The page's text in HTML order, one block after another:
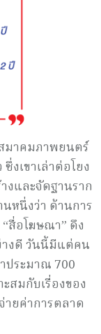
มาคมภาพยนตร์
งเขาเล่าต่อโยง
งและจัดฐานราก
หนึ่งว่า ด้านการ
สื่อโฆษณา” ดึง
างดี วันนี้มีแต่คน
ประมาณ 700
สมกับเรื่องของ
ายค่าการตลาด